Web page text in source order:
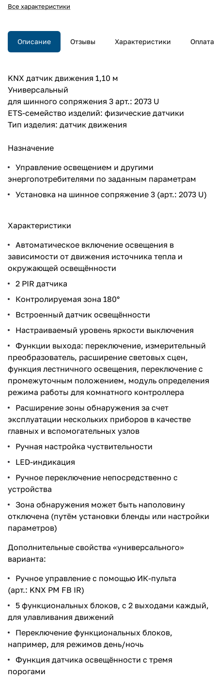
Все характеристики
Описание Отзывы Характеристики Оплата
KNX датчик движения 1,10 м
Универсальный
для шинного сопряжения 3 арт.: 2073 U
ETS-семейство изделий: физические датчики
Тип изделия: датчик движения
Назначение
Управление освещением и другими
энергопотребителями по заданным параметрам
Установка на шинное сопряжение 3 (арт.: 2073 U)
Характеристики
Автоматическое включение освещения в
зависимости от движения источника тепла и
окружающей освещённости
2 PIR датчика
Контролируемая зона 180°
Встроенный датчик освещённости
Настраиваемый уровень яркости выключения
Функции выхода: переключение, измерительный
преобразователь, расширение световых сцен,
функция лестничного освещения, переключение с
промежуточным положением, модуль определения
режима работы для комнатного контроллера
Расширение зоны обнаружения за счет
эксплуатации нескольких приборов в качестве
главных и вспомогательных узлов
Ручная настройка чуствительности
LED-индикация
Ручное переключение непосредственно с
устройства
Зона обнаружения может быть наполовину
отключена (путём установки бленды или настройки
параметров)
Дополнительные свойства «универсального»
варианта:
Ручное управление с помощью ИК-пульта
(арт.: KNX PM FB IR)
5 функциональных блоков, с 2 выходами каждый,
для улавливания движений
Переключение функциональных блоков,
например, для режимов день/ночь
Функция датчика освещённости с тремя
порогами